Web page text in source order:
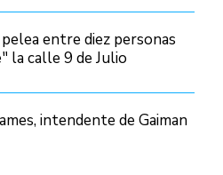
entre diez personas
la calle 9 de Julio
intendente de Gaiman